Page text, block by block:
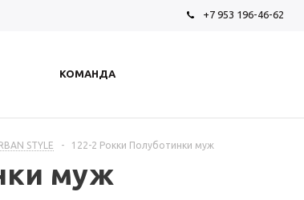
+7 953 196-46-62
КОМАНДА
STYLE - 122-2 Рокки Полуботинки муж
муж